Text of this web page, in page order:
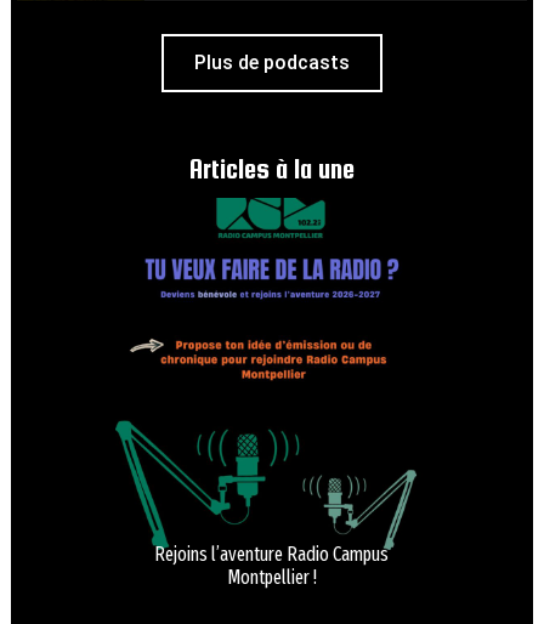
Plus de podcasts
Articles à la une
Rejoins l’aventure Radio Campus
Montpellier !